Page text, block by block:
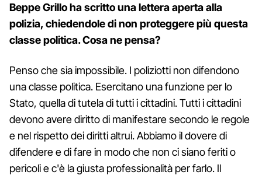
Beppe Grillo ha scritto una lettera aperta alla
polizia, chiedendole di non proteggere più questa
classe politica. Cosa ne pensa?
Penso che sia impossibile. I poliziotti non difendono
una classe politica. Esercitano una funzione per lo
Stato, quella di tutela di tutti i cittadini. Tutti i cittadini
devono avere diritto di manifestare secondo le regole
e nel rispetto dei diritti altrui. Abbiamo il dovere di
difendere e di fare in modo che non ci siano feriti o
pericoli e c'è la giusta professionalità per farlo. Il